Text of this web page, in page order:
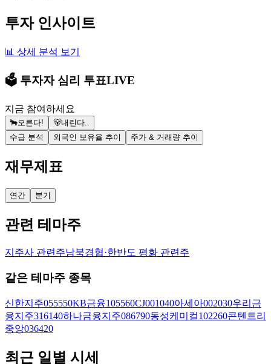
투자 인사이트
📊 상세 분석 보기
🗳️ 투자자 심리 투표LIVE
지금 참여하세요
🐂오른다! 🐻내린다..
수급 분석
외국인 보유율 추이 주가 & 거래량 추이
재무제표
연간 분기
관련 테마주
지주사 관련주남북경협·한반도 평화 관련주
같은 테마주 종목
신한지주055550KB금융105560CJ001040아세아002030우리금
융지주316140하나금융지주086790동성케미컬102260콘텐트리
중앙036420
최근 일별 시세